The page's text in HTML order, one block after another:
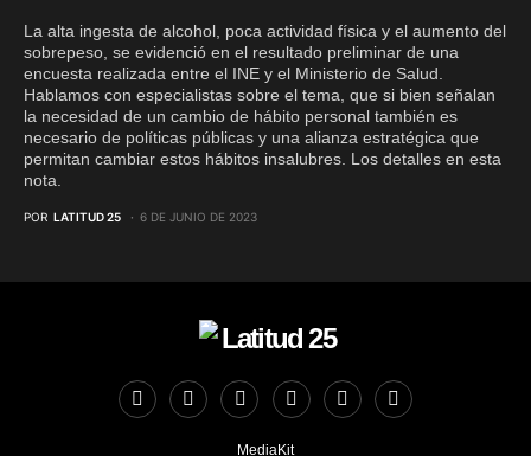
La alta ingesta de alcohol, poca actividad física y el aumento del
sobrepeso, se evidenció en el resultado preliminar de una
encuesta realizada entre el INE y el Ministerio de Salud.
Hablamos con especialistas sobre el tema, que si bien señalan
la necesidad de un cambio de hábito personal también es
necesario de políticas públicas y una alianza estratégica que
permitan cambiar estos hábitos insalubres. Los detalles en esta
nota.
POR LATITUD 25 6 DE JUNIO DE 2023
MediaKit